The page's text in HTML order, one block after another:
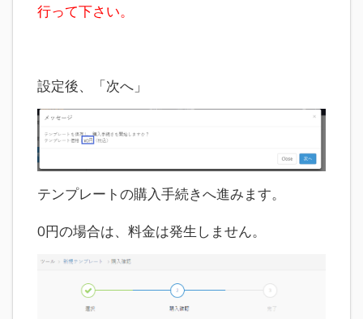
行って下さい。
設定後、「次へ」
テンプレートの購入手続きへ進みます。
0円の場合は、料金は発生しません。